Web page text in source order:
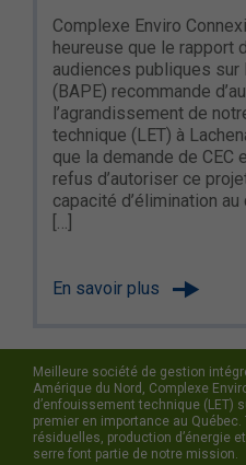
Complexe Enviro
heureuse que le rapport
audiences publiques sur
(BAPE) recommande
l’agrandissement de
technique (LET) à
que la demande de
refus d’autoriser ce
capacité d’élimination
[…]
En savoir plus
Meilleure société de gestion
Amérique du Nord, Complexe
d’enfouissement technique (LET)
premier en importance au
résiduelles, production d’énergie
serre font partie de notre mission.